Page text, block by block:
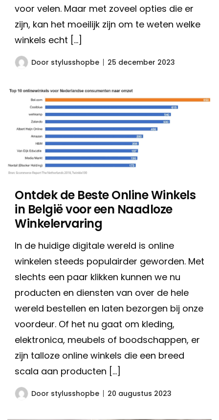
voor velen. Maar met zoveel opties die er
zijn, kan het moeilijk zijn om te weten welke
winkels echt […]
Door stylusshopbe 25 december 2023
Ontdek de Beste Online Winkels
in België voor een Naadloze
Winkelervaring
In de huidige digitale wereld is online
winkelen steeds populairder geworden. Met
slechts een paar klikken kunnen we nu
producten en diensten van over de hele
wereld bestellen en laten bezorgen bij onze
voordeur. Of het nu gaat om kleding,
elektronica, meubels of boodschappen, er
zijn talloze online winkels die een breed
scala aan producten […]
Door stylusshopbe 20 augustus 2023